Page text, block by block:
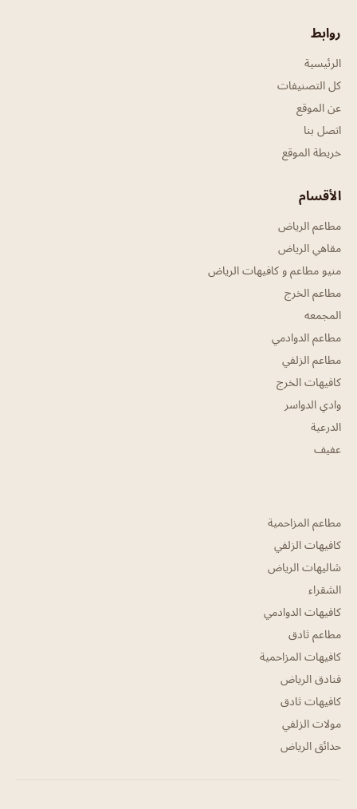
روابط
الرئيسية
كل التصنيفات
عن الموقع
اتصل بنا
خريطة الموقع
الأقسام
مطاعم الرياض
مقاهي الرياض
منيو مطاعم و كافيهات الرياض
مطاعم الخرج
المجمعه
مطاعم الدوادمي
مطاعم الزلفي
كافيهات الخرج
وادي الدواسر
الدرعية
عفيف
مطاعم المزاحمية
كافيهات الزلفي
شاليهات الرياض
الشقراء
كافيهات الدوادمي
مطاعم ثادق
كافيهات المزاحمية
فنادق الرياض
كافيهات ثادق
مولات الزلفي
حدائق الرياض